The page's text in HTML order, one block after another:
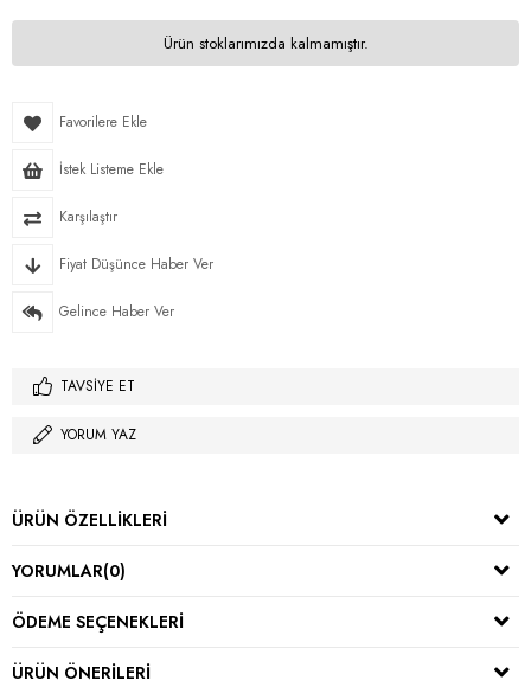
Ürün stoklarımızda kalmamıştır.
Favorilere Ekle
İstek Listeme Ekle
Karşılaştır
Fiyat Düşünce Haber Ver
Gelince Haber Ver
TAVSIYE ET
YORUM YAZ
ÜRÜN ÖZELLIKLERI
YORUMLAR(0)
ÖDEME SEÇENEKLERI
ÜRÜN ÖNERILERI